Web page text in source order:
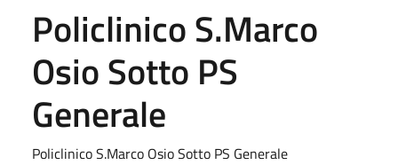
Policlinico S.Marco
Osio Sotto PS
Generale
Policlinico S.Marco Osio Sotto PS Generale